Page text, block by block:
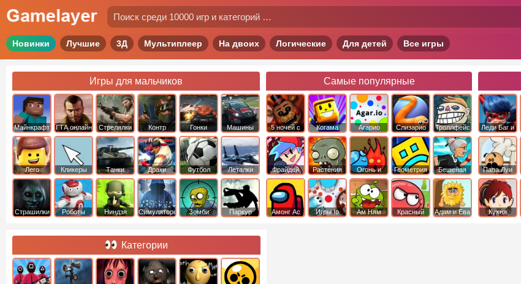
Новинки Лучшие 3Д Мультиплеер На двоих Логические Для детей Все игры
Игры для мальчиков
Майнкрафт ГТА онлайн Стрелялки
Контр
Страйк
Гонки Машины
Лего Кликеры Танки Драки Футбол Леталки
Страшилки Роботы Ниндзя Симуляторы Зомби Паркур
Самые популярные
5 ночей с
фредди
Когама Агарио Слизарио
Троллфейс
квест
Фрайдей
Найт
Фанкин
Растения
против
Зомби
Огонь и
Вода
Геометрия
Даш
Бешеная
бабка
сбежала из
психушки
Амонг Ас Игры Io Ам Ням
Красный
Адам и Ева
Леди Баг и
Супер Кот
Папа Луи
Кухня
Категории